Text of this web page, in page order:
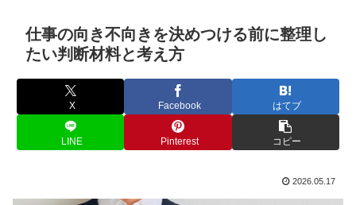
仕事の向き不向きを決めつける前に整理し
たい判断材料と考え方
X Facebook はてブ
LINE Pinterest コピー
2026.05.17